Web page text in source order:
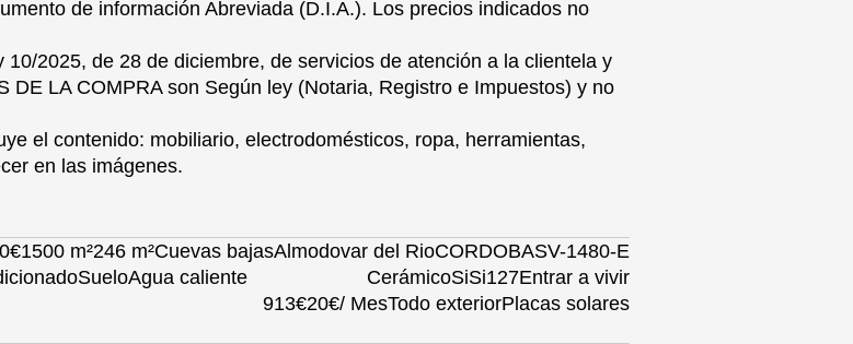
de información Abreviada (D.I.A.). Los precios indicados no
2025, de 28 de diciembre, de servicios de atención a la clientela y
LA COMPRA son Según ley (Notaria, Registro e Impuestos) y no
el contenido: mobiliario, electrodomésticos, ropa, herramientas,
en las imágenes.
SV-1480-E
CORDOBA
Almodovar del Rio
Cuevas bajas
246 m²
1500 m²
Entrar a vivir
7
2
1
Si
Si
Suelo Cerámico
Agua caliente
Placas solares
Todo exterior
20€/ Mes
913€